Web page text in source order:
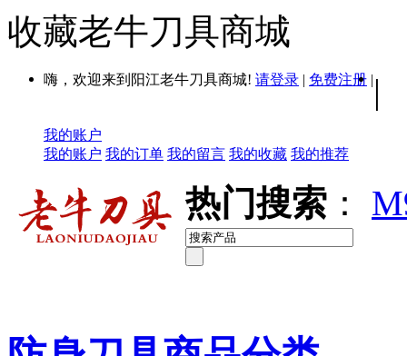
收藏老牛刀具商城
嗨，欢迎来到阳江老牛刀具商城! 请登录 | 免费注册 | |
我的账户
我的账户 我的订单 我的留言 我的收藏 我的推荐
热门搜索 ：